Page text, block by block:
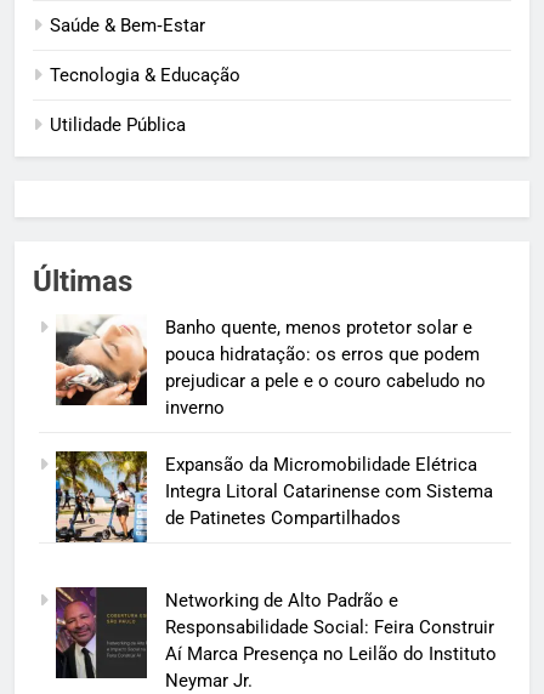
Saúde & Bem‑Estar
Tecnologia & Educação
Utilidade Pública
Últimas
Banho quente, menos protetor solar e
pouca hidratação: os erros que podem
prejudicar a pele e o couro cabeludo no
inverno
Expansão da Micromobilidade Elétrica
Integra Litoral Catarinense com Sistema
de Patinetes Compartilhados
Networking de Alto Padrão e
Responsabilidade Social: Feira Construir
Aí Marca Presença no Leilão do Instituto
Neymar Jr.